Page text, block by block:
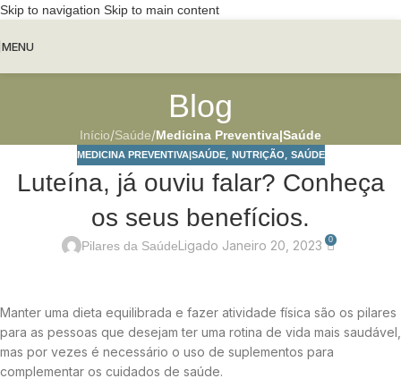
Skip to navigation Skip to main content
MENU
Blog
Início/Saúde/Medicina Preventiva|Saúde
MEDICINA PREVENTIVA|SAÚDE, NUTRIÇÃO, SAÚDE
Luteína, já ouviu falar? Conheça
os seus benefícios.
Pilares da SaúdeLigado Janeiro 20, 2023 0
Manter uma dieta equilibrada e fazer atividade física são os pilares
para as pessoas que desejam ter uma rotina de vida mais saudável,
mas por vezes é necessário o uso de suplementos para
complementar os cuidados de saúde.